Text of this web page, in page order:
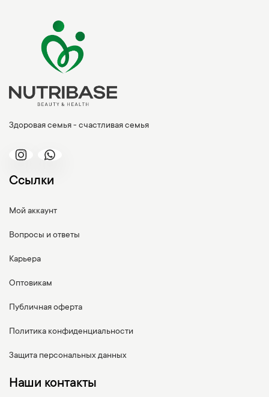
Здоровая семья - счастливая семья
Ссылки
Мой аккаунт
Вопросы и ответы
Карьера
Оптовикам
Публичная оферта
Политика конфиденциальности
Защита персональных данных
Наши контакты